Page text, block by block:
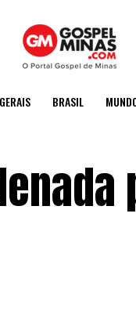
BRASIL